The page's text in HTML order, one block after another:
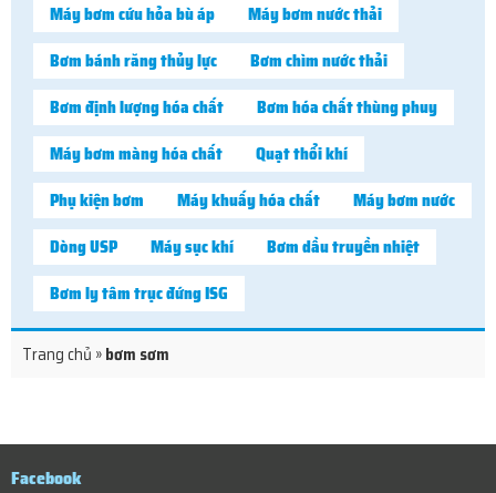
Máy bơm cứu hỏa bù áp
Máy bơm nước thải
Bơm bánh răng thủy lực
Bơm chìm nước thải
Bơm định lượng hóa chất
Bơm hóa chất thùng phuy
Máy bơm màng hóa chất
Quạt thổi khí
Phụ kiện bơm
Máy khuấy hóa chất
Máy bơm nước
Dòng USP
Máy sục khí
Bơm dầu truyền nhiệt
Bơm ly tâm trục đứng ISG
Trang chủ »bơm sơm
Facebook